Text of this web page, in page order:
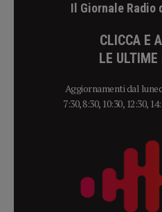
Il Giornale Radio
CLICCA E
LE ULTIME
Aggiornamenti dal
7:30, 8:30, 10:30, 12:30,